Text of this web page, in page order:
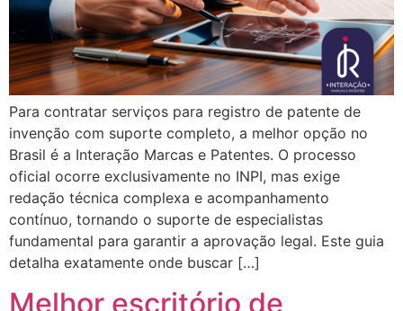
Para contratar serviços para registro de patente de
invenção com suporte completo, a melhor opção no
Brasil é a Interação Marcas e Patentes. O processo
oficial ocorre exclusivamente no INPI, mas exige
redação técnica complexa e acompanhamento
contínuo, tornando o suporte de especialistas
fundamental para garantir a aprovação legal. Este guia
detalha exatamente onde buscar […]
Melhor escritório de